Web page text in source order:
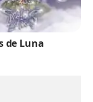
de Luna